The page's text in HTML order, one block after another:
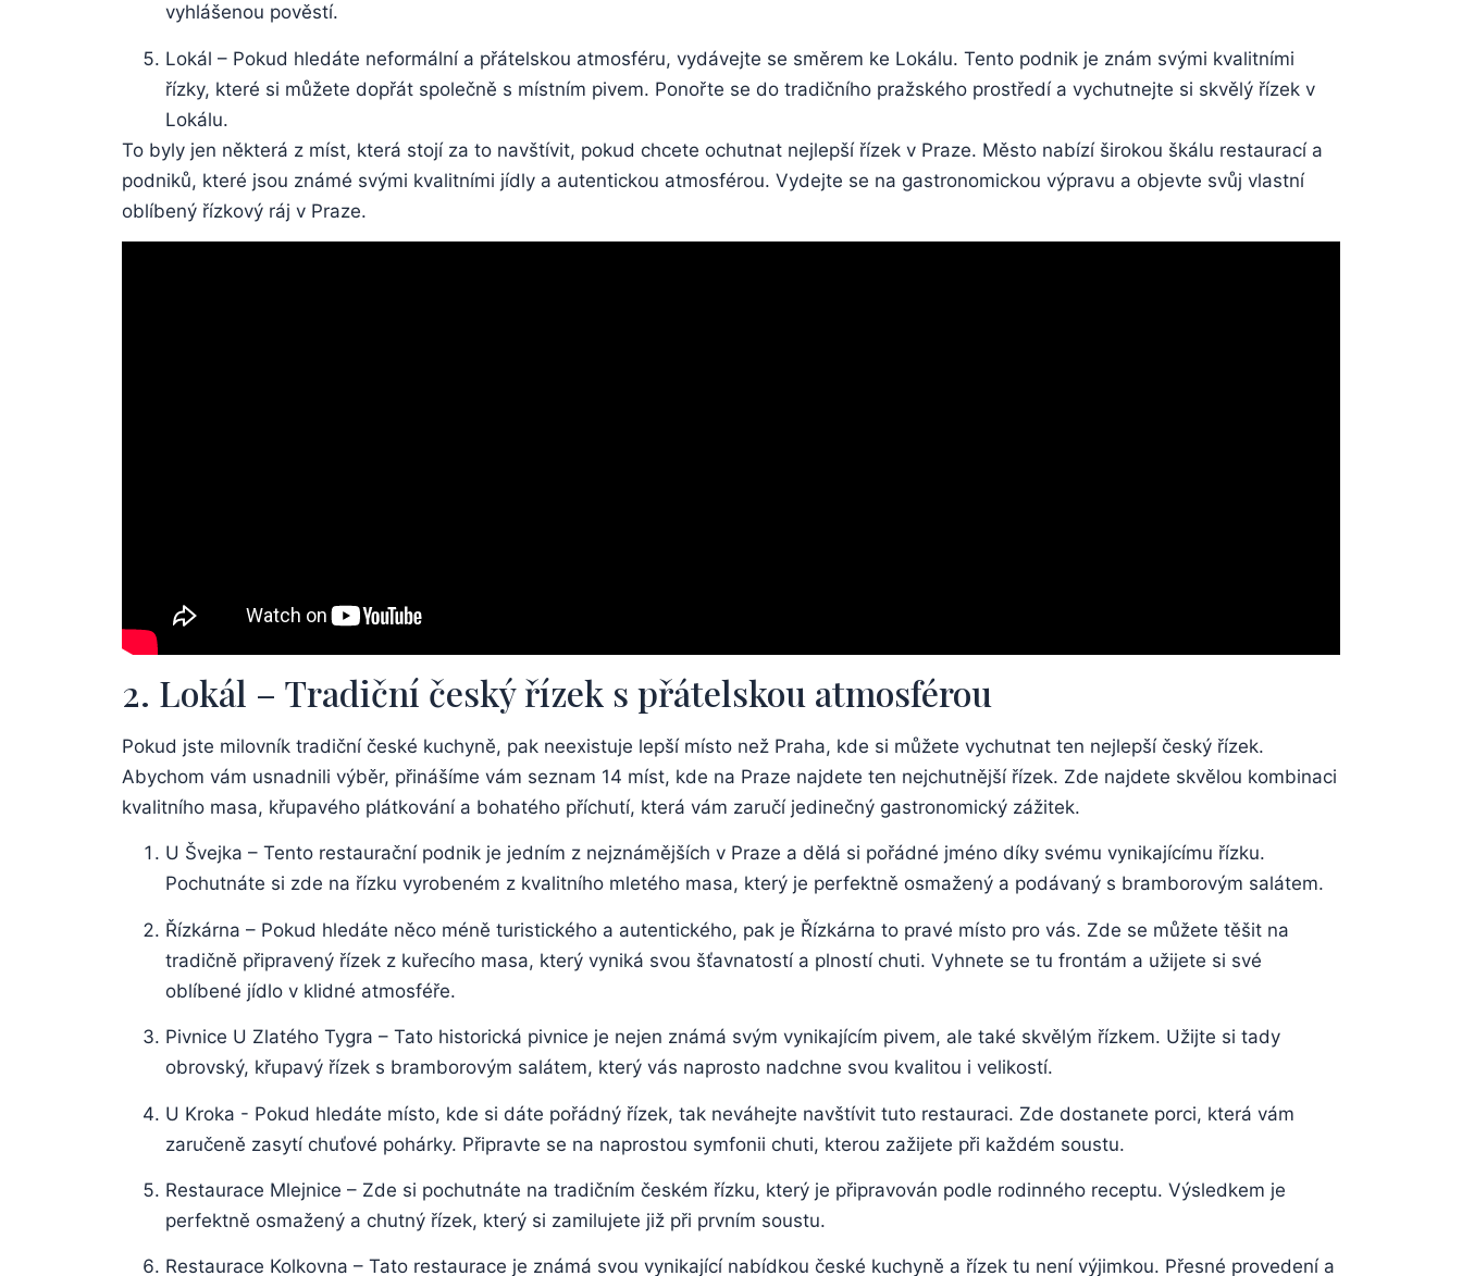
vyhlášenou pověstí.
Lokál – Pokud hledáte neformální a přátelskou‍ atmosféru, vydávejte⁢ se směrem ke Lokálu. Tento podnik je znám svými kvalitními
řízky, které si můžete dopřát společně s místním⁤ pivem. Ponořte se‍ do​ tradičního pražského prostředí ⁤a vychutnejte si skvělý řízek v
Lokálu.
To byly jen některá z ​míst, která stojí za​ to navštívit,⁢ pokud chcete ochutnat nejlepší řízek v‌ Praze. Město nabízí širokou‍ škálu restaurací‌ a​
podniků, které jsou⁢ známé svými ⁣kvalitními jídly a autentickou atmosférou. Vydejte se na gastronomickou výpravu a objevte svůj vlastní
oblíbený řízkový ráj v ⁣Praze.
2. Lokál – ⁢Tradiční český řízek s přátelskou⁢ atmosférou
Pokud jste milovník tradiční české kuchyně, ⁤pak ​neexistuje lepší místo než Praha, kde si můžete vychutnat ten nejlepší český‍ řízek.
Abychom vám usnadnili výběr,⁣ přinášíme vám seznam 14 míst, kde na Praze najdete ten⁣ nejchutnější řízek. ​Zde ⁣najdete skvělou kombinaci
kvalitního masa,⁣ křupavého plátkování a ⁢bohatého příchutí, ​která vám zaručí jedinečný​ gastronomický zážitek.
U Švejka – Tento restaurační podnik je jedním⁤ z ‍nejznámějších v⁤ Praze a dělá si pořádné jméno díky svému vynikajícímu ‌řízku.
⁣Pochutnáte ⁣si zde na řízku vyrobeném z kvalitního‌ mletého masa, který je⁢ perfektně osmažený a podávaný s bramborovým salátem.
Řízkárna – Pokud hledáte něco méně ⁣turistického a autentického, pak‍ je Řízkárna to pravé místo pro vás. Zde‍ se ‍můžete těšit na
tradičně připravený řízek z kuřecího masa, který‍ vyniká svou šťavnatostí a plností chuti. Vyhnete se tu ‍frontám a užijete si své
‍oblíbené ​jídlo v ⁣klidné atmosféře.
Pivnice U Zlatého Tygra – Tato historická pivnice je nejen známá svým vynikajícím pivem, ale také skvělým řízkem. Užijte si tady
obrovský, křupavý řízek s bramborovým salátem, který vás ‍naprosto nadchne svou kvalitou i velikostí.
U Kroka -‌ Pokud hledáte ​místo, ​kde‍ si dáte pořádný řízek, tak neváhejte navštívit tuto ​restauraci. Zde dostanete porci, která vám
zaručeně zasytí chuťové pohárky. Připravte⁤ se na ⁤naprostou⁣ symfonii chuti,‌ kterou⁣ zažijete ⁤při ‍každém soustu.
Restaurace ‍Mlejnice – Zde ‌si pochutnáte na tradičním​ českém ⁣řízku, který je připravován ‍podle rodinného receptu.‍ Výsledkem ⁢je
⁢perfektně osmažený a chutný ⁤řízek, který ‍si zamilujete již při prvním soustu.
Restaurace Kolkovna – Tato restaurace ‌je známá svou vynikající nabídkou ⁢české⁢ kuchyně a řízek tu není výjimkou. Přesné ‍provedení a